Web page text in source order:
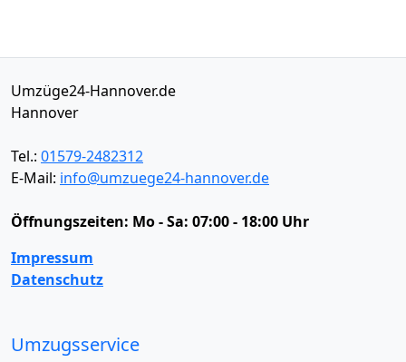
Umzüge24-Hannover.de
Hannover
Tel.: 01579-2482312
E-Mail: info@umzuege24-hannover.de
Öffnungszeiten: Mo - Sa: 07:00 - 18:00 Uhr
Impressum
Datenschutz
Umzugsservice